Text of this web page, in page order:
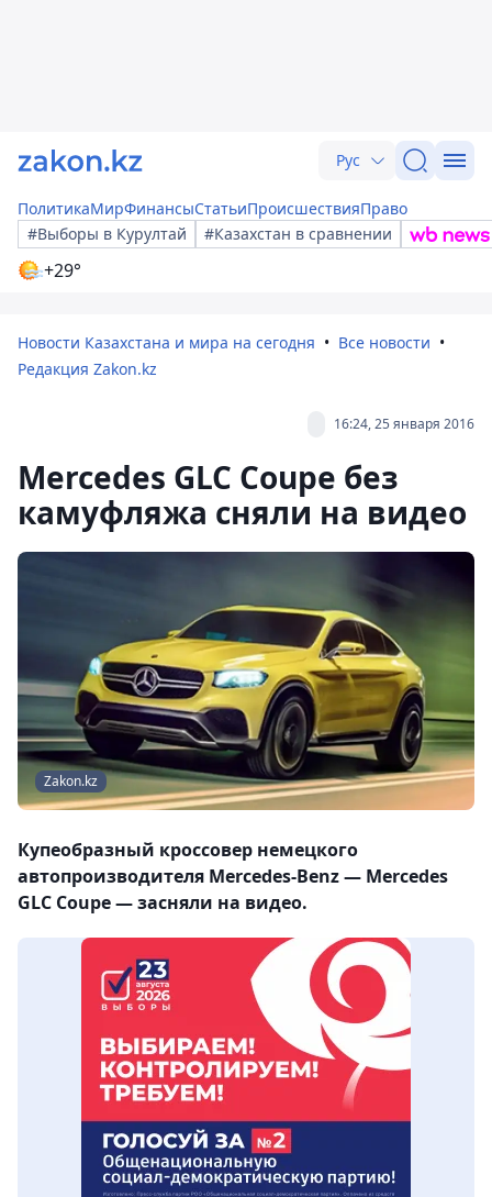
Рус
ПолитикаМирФинансыСтатьиПроисшествияПраво
#Выборы в Курултай
#Казахстан в сравнении
+29°
Новости Казахстана и мира на сегодня
Все новости
Редакция Zakon.kz
16:24, 25 января 2016
Mercedes GLC Coupe без
камуфляжа сняли на видео
Zakon.kz
Купеобразный кроссовер немецкого
автопроизводителя Mercedes-Benz — Mercedes
GLC Coupe — засняли на видео.